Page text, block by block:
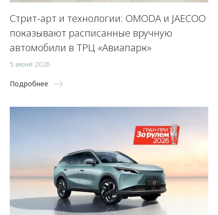
Стрит-арт и технологии: OMODA и JAECOO
показывают расписанные вручную
автомобили в ТРЦ «Авиапарк»
5 июня 2026
Подробнее